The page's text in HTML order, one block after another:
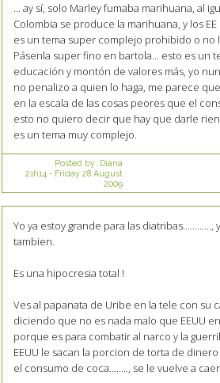
... ay sí, solo Marley fumaba marihuana, al
Colombia se produce la marihuana, y los
es un tema super complejo prohibido o no
Pásenla super fino en bartola... esto es un
educación y montón de valores más, yo
no penalizo a quien lo haga, me parece
en la escala de las cosas peores que el
esto no quiero decir que hay que darle
es un tema muy complejo.
Posted by: Diana
21h14 - Friday 28 August
2009
Yo ya estoy grande para las
tambien.
Es una hipocresia total !
Ves al papanata de Uribe en la tele con su
diciendo que no es nada malo que EEUU
porque es para combatir al narco y la
EEUU le sacan la porcion de torta de
el consumo de coca........, se le vuelve a